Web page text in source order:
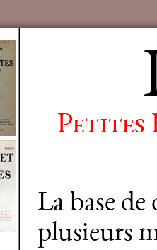
Petites
La base
plusieurs